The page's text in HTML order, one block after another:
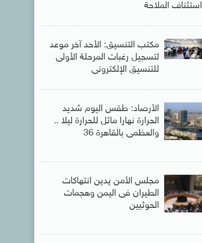
استئناف الملاحة
مكتب التنسيق: الأحد آخر موعد
لتسجيل رغبات المرحلة الأولى
للتنسيق الإلكترونى
الأرصاد: طقس اليوم شديد
الحرارة نهارا مائل للحرارة ليلا ..
والعظمى بالقاهرة 36
مجلس الأمن يدين انتهاكات
الطيران فى اليمن وهجمات
الحوثيين